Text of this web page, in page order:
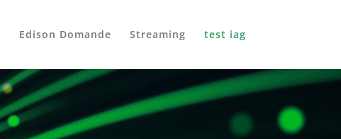
Edison Domande Streaming test iag